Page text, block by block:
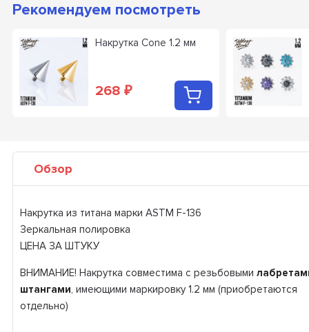
Рекомендуем посмотреть
Накрутка Cone 1.2 мм
268₽
Обзор
Накрутка из титана марки ASTM F-136
Зеркальная полировка
ЦЕНА ЗА ШТУКУ
ВНИМАНИЕ! Накрутка совместима с резьбовыми
штангами, имеющими маркировку 1.2 мм (приобретаются
отдельно)